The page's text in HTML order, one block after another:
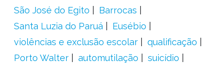
São José do Egito
Barrocas
Santa Luzia do Paruá
Eusébio
violências e exclusão escolar
qualificação
Porto Walter
automutilação
suicídio